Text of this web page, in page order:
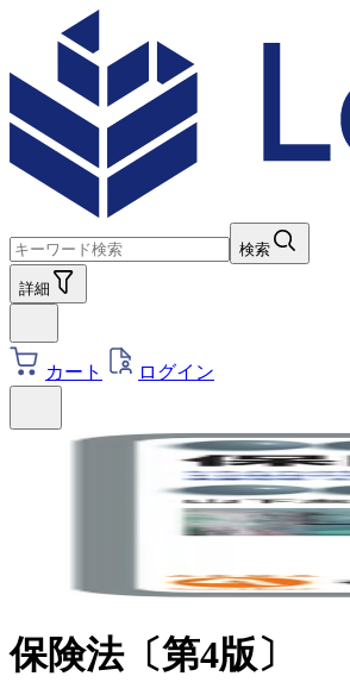
検索
詳細
カート ログイン
保険法〔第4版〕